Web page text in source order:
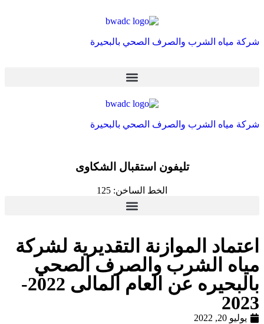
شركة مياه الشرب والصرف الصحي بالبحيرة
شركة مياه الشرب والصرف الصحي بالبحيرة
تليفون استقبال الشكاوى
الخط الساخن: 125
اعتماد الموازنة التقديرية لشركة
مياه الشرب والصرف الصحي
بالبحيره عن العام المالى 2022-
2023
يوليو 20, 2022